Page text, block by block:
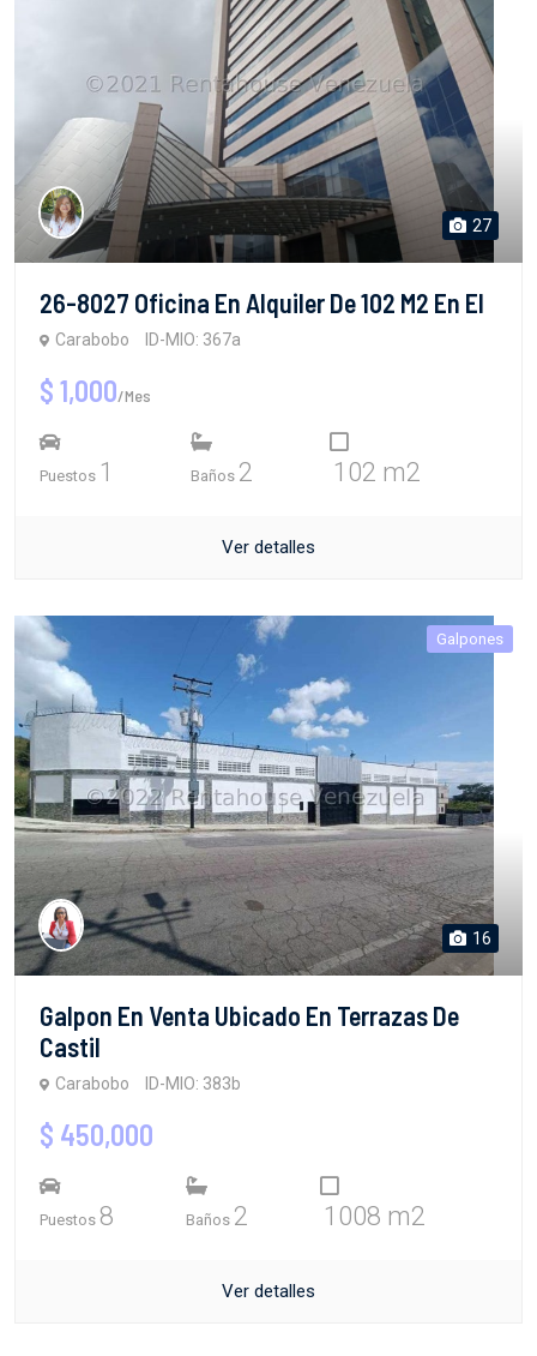
27
26-8027 Oficina En Alquiler De 102 M2 En El
Carabobo ID-MIO: 367a
$ 1,000/Mes
Puestos 1 Baños 2 102 m2
Ver detalles
Galpones
16
Galpon En Venta Ubicado En Terrazas De
Castil
Carabobo ID-MIO: 383b
$ 450,000
Puestos 8 Baños 2 1008 m2
Ver detalles